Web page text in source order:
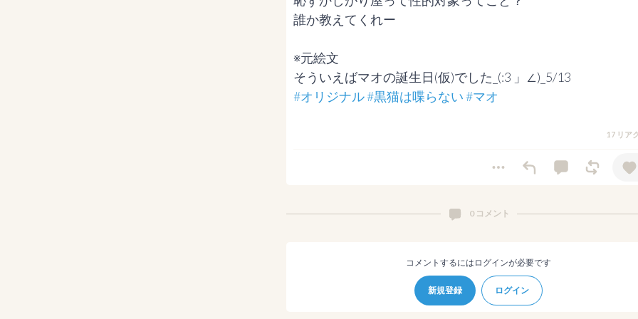
誰か教えてくれー
※元絵文
#オリジナル#黒猫は喋らない#マオ
17 リア
0 コメント
コメントするにはログインが必要です
新規登録 ログイン